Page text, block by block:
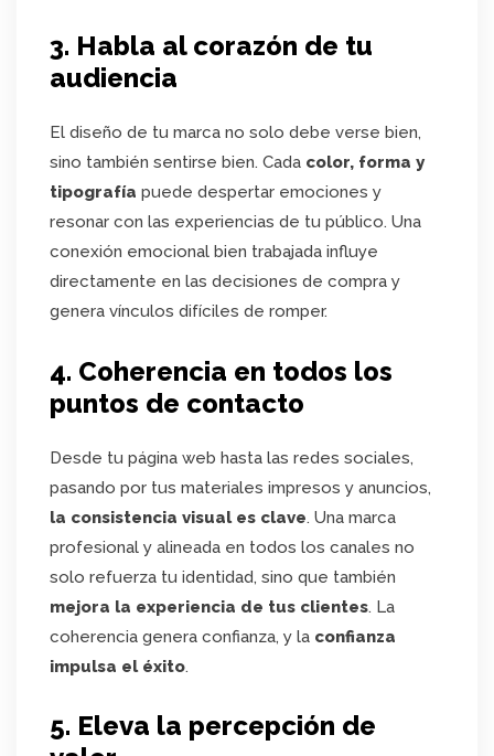
3. Habla al corazón de tu
audiencia
El diseño de tu marca no solo debe verse bien,
sino también sentirse bien. Cada color, forma y
tipografía puede despertar emociones y
resonar con las experiencias de tu público. Una
conexión emocional bien trabajada influye
directamente en las decisiones de compra y
genera vínculos difíciles de romper.
4. Coherencia en todos los
puntos de contacto
Desde tu página web hasta las redes sociales,
pasando por tus materiales impresos y anuncios,
la consistencia visual es clave. Una marca
profesional y alineada en todos los canales no
solo refuerza tu identidad, sino que también
mejora la experiencia de tus clientes. La
coherencia genera confianza, y la confianza
impulsa el éxito.
5. Eleva la percepción de